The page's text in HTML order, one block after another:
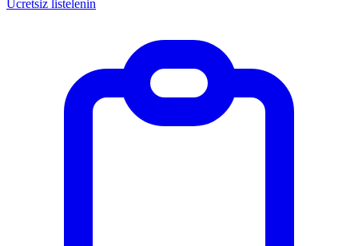
Ücretsiz listelenin